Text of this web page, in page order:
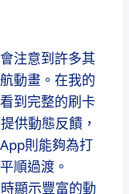
注意到許多其
動畫。在我的
到完整的刷卡
供動態反饋，
則能夠為打
順過渡。
顯示豐富的動